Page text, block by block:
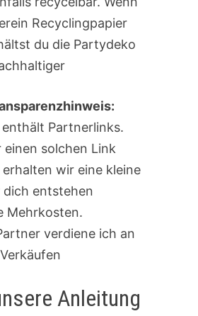
Recyclingpapier
du die Partydeko
Partnerlinks.
einen solchen Link
wir eine kleine
dich entstehen
Mehrkosten.
verdiene ich an
Anleitung